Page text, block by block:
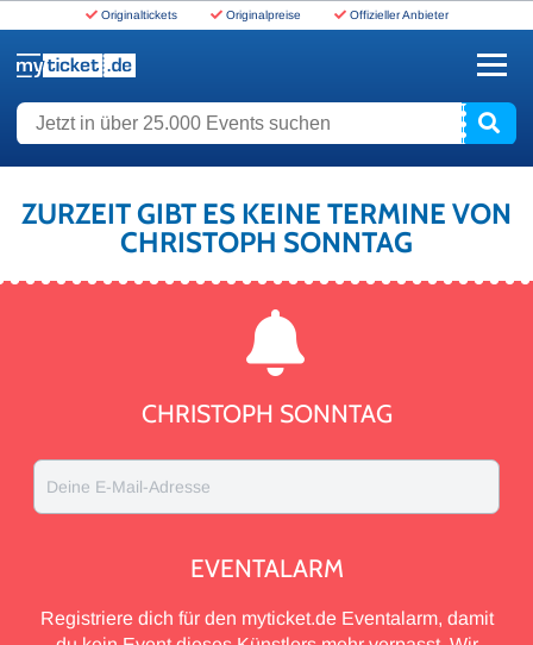
Originaltickets Originalpreise Offizieller Anbieter
Jetzt in über 25.000 Events suchen
ZURZEIT GIBT ES KEINE TERMINE VON
CHRISTOPH SONNTAG
CHRISTOPH SONNTAG
Deine E-Mail-Adresse
EVENTALARM
Registriere dich für den myticket.de Eventalarm, damit